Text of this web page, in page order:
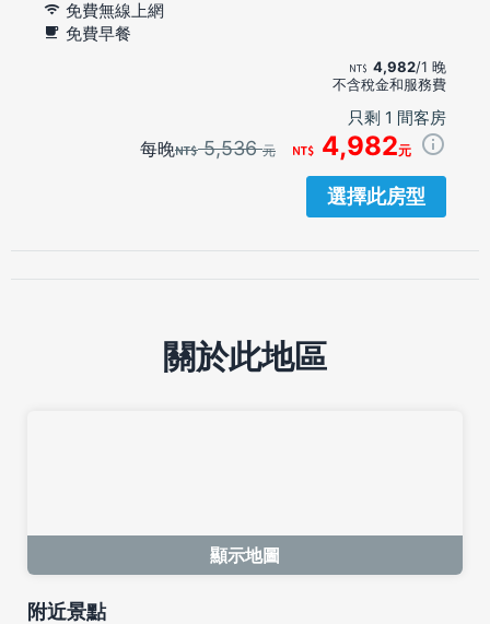
免費無線上網
免費早餐
4,982/1 晚
不含稅金和服務費
只剩 1 間客房
每晚 5,536元 4,982元
選擇此房型
關於此地區
顯示地圖
附近景點